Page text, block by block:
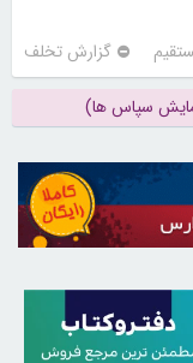
گزارش تخلف
سپاس ها)